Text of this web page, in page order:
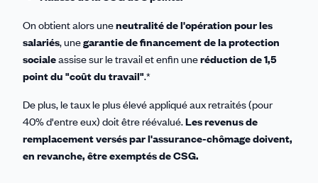
On obtient alors uneneutralité de l'opération pour les
salariés, unegarantie de financement de la protection
socialeassise sur le travail et enfin uneréduction de 1,5
point du "coût du travail".*
De plus, le taux le plus élevé appliqué aux retraités (pour
40% d'entre eux) doit être réévalué.Les revenus de
remplacement versés par l'assurance-chômage doivent,
en revanche, être exemptés de CSG.